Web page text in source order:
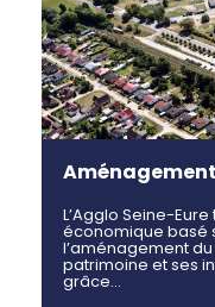
L’Agglo Seine-
économique basé
l’aménagement
patrimoine et ses
grâce…